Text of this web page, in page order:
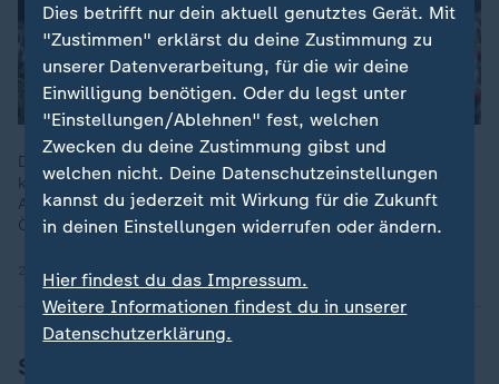
Der US-Wahlkampf gerät ins Visier einer neuen Macht:
künstliche Intelligenz. Erschreckend perfekt gefakte Videos,
Audios und Bilder beeinflussen die amerikanische
Öffentlichkeit.
22.10.2024 | 8:52 min
SPD schlägt "Fairness-Abkommen" vor
Dies betrifft nur dein aktuell genutztes Gerät. Mit
"Zustimmen" erklärst du deine Zustimmung zu
unserer Datenverarbeitung, für die wir deine
Einwilligung benötigen. Oder du legst unter
"Einstellungen/Ablehnen" fest, welchen
Zwecken du deine Zustimmung gibst und
welchen nicht. Deine Datenschutzeinstellungen
kannst du jederzeit mit Wirkung für die Zukunft
in deinen Einstellungen widerrufen oder ändern.
Hier findest du das Impressum.
Weitere Informationen findest du in unserer
Datenschutzerklärung.